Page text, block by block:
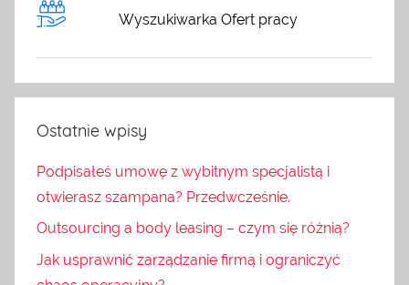
Wyszukiwarka Ofert pracy
Ostatnie wpisy
Podpisałeś umowę z wybitnym specjalistą i
otwierasz szampana? Przedwcześnie.
Outsourcing a body leasing – czym się różnią?
Jak usprawnić zarządzanie firmą i ograniczyć